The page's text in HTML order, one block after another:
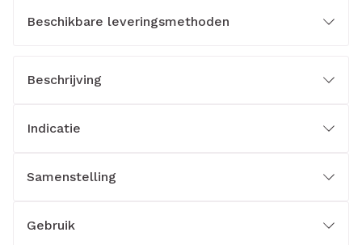
Beschikbare leveringsmethoden
Beschrijving
Indicatie
Samenstelling
Gebruik